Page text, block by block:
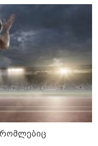
ცუდად არის"
გაუჩინარებული
გავრცელებულ
კომენტარს
რომლებიც